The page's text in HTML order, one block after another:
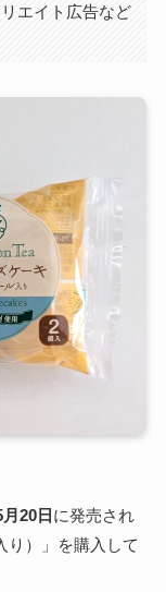
エイト広告など
20日 に発売され
り）」を購入して